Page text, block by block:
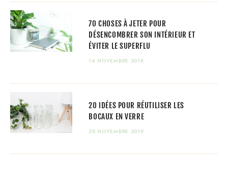
70 CHOSES À JETER POUR
DÉSENCOMBRER SON INTÉRIEUR ET
ÉVITER LE SUPERFLU
14 NOVEMBRE 2018
20 IDÉES POUR RÉUTILISER LES
BOCAUX EN VERRE
20 NOVEMBRE 2019